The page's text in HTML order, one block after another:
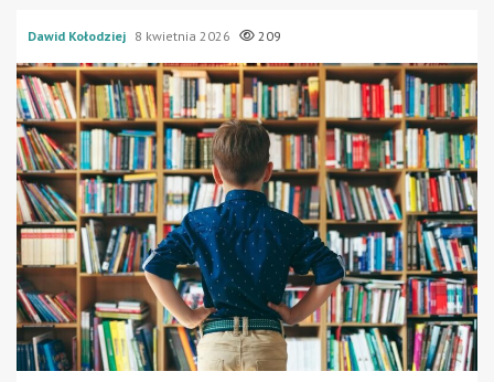
Dawid Kołodziej 8 kwietnia 2026 209